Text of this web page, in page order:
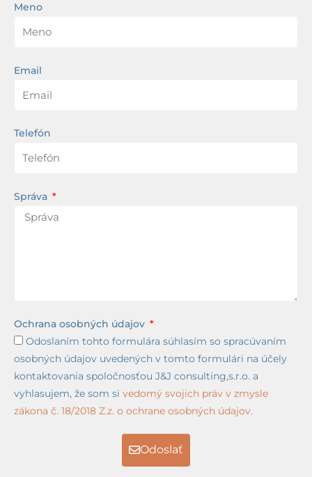
Meno
Email
Telefón
Správa
Ochrana osobných údajov
Odoslaním tohto formulára súhlasím so spracúvaním
osobných údajov uvedených v tomto formulári na účely
kontaktovania spoločnosťou J&J consulting,s.r.o. a
vyhlasujem, že som si vedomý svojich práv v zmysle
zákona č. 18/2018 Z.z. o ochrane osobných údajov.
Odoslať